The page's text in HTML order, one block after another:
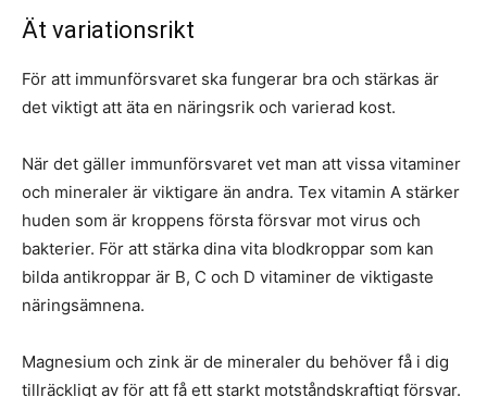
Ät variationsrikt
För att immunförsvaret ska fungerar bra och stärkas är
det viktigt att äta en näringsrik och varierad kost.
När det gäller immunförsvaret vet man att vissa vitaminer
och mineraler är viktigare än andra. Tex vitamin A stärker
huden som är kroppens första försvar mot virus och
bakterier. För att stärka dina vita blodkroppar som kan
bilda antikroppar är B, C och D vitaminer de viktigaste
näringsämnena.
Magnesium och zink är de mineraler du behöver få i dig
tillräckligt av för att få ett starkt motståndskraftigt försvar.